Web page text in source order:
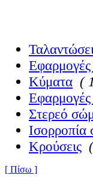
Κύματα (
Στερεό
Ισορροπία
Κρούσεις
[ Πίσω ]